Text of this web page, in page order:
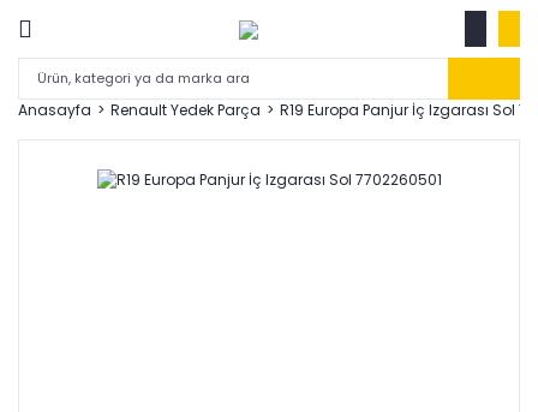
Anasayfa Renault Yedek Parça R19 Europa Panjur İç Izgarası Sol